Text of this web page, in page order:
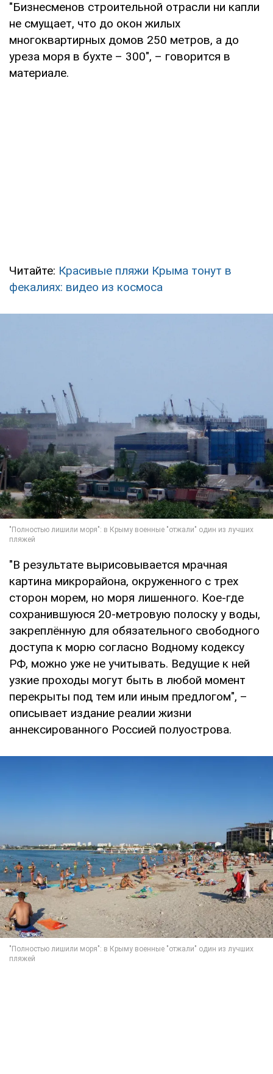
"Бизнесменов строительной отрасли ни капли
не смущает, что до окон жилых
многоквартирных домов 250 метров, а до
уреза моря в бухте – 300", – говорится в
материале.
Читайте: Красивые пляжи Крыма тонут в
фекалиях: видео из космоса
"В результате вырисовывается мрачная
картина микрорайона, окруженного с трех
сторон морем, но моря лишенного. Кое-где
сохранившуюся 20-метровую полоску у воды,
закреплённую для обязательного свободного
доступа к морю согласно Водному кодексу
РФ, можно уже не учитывать. Ведущие к ней
узкие проходы могут быть в любой момент
перекрыты под тем или иным предлогом", –
описывает издание реалии жизни
аннексированного Россией полуострова.